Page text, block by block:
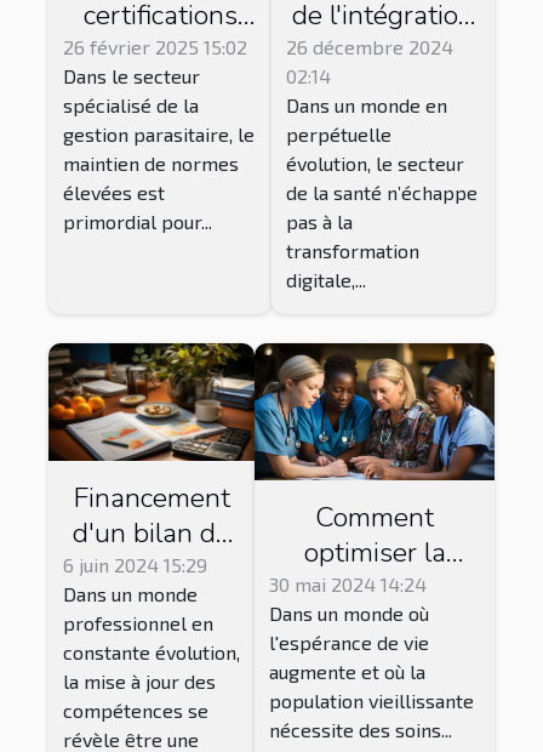
certifications
essentielles
pour les
entreprises de
gestion
parasitaire
26 février 2025 15:02
Dans le secteur
spécialisé de la
gestion parasitaire, le
maintien de normes
élevées est
primordial pour...
de l'intégration
des solutions
numériques en
orthopédie et
podologie
26 décembre 2024
02:14
Dans un monde en
perpétuelle
évolution, le secteur
de la santé n’échappe
pas à la
transformation
digitale,...
Financement
d'un bilan de
compétences :
options et
conseils
6 juin 2024 15:29
Dans un monde
professionnel en
constante évolution,
la mise à jour des
compétences se
révèle être une
Comment
optimiser la
gestion des
équipes
pluridisciplinaires
dans les maisons
de retraite pour
30 mai 2024 14:24
Dans un monde où
l'espérance de vie
augmente et où la
population vieillissante
nécessite des soins...